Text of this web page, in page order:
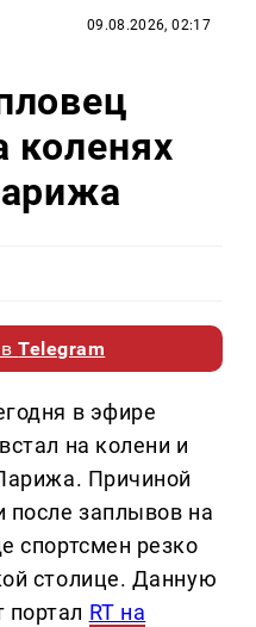
09.08.2026, 02:17
коленях
вTelegram
в эфире
на колени и
Причиной
после заплывов на
спортсмен резко
столице. Данную
RT на